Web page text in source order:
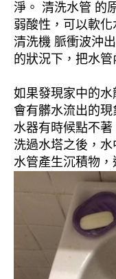
淨。 清洗水管 的
弱酸性，可以軟
清洗機 脈衝波沖
的狀況下，把水管
如果發現家中的水
會有髒水流出的
水器有時候點不
洗過水塔之後，
水管產生沉積物，